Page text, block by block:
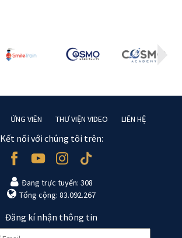
ỨNG VIÊN THƯ VIỆN VIDEO LIÊN HỆ
Kết nối với chúng tôi trên:
Đang trực tuyến: 308
Tổng cộng: 83.092.267
Đăng kí nhận thông tin